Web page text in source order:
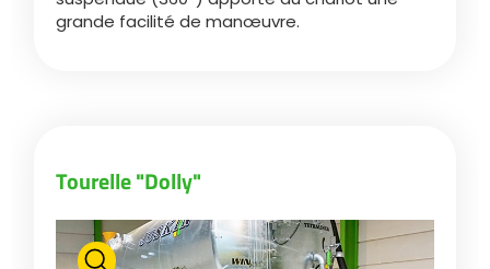
JOBS
MyJOSKIN
grande facilité de manœuvre.
Tourelle "Dolly"